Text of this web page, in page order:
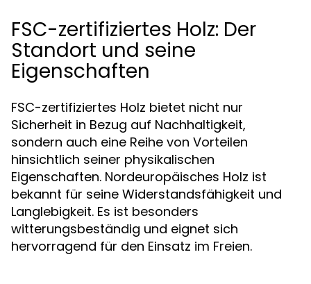
FSC-zertifiziertes Holz: Der
Standort und seine
Eigenschaften
FSC-zertifiziertes Holz bietet nicht nur
Sicherheit in Bezug auf Nachhaltigkeit,
sondern auch eine Reihe von Vorteilen
hinsichtlich seiner physikalischen
Eigenschaften. Nordeuropäisches Holz ist
bekannt für seine Widerstandsfähigkeit und
Langlebigkeit. Es ist besonders
witterungsbeständig und eignet sich
hervorragend für den Einsatz im Freien.